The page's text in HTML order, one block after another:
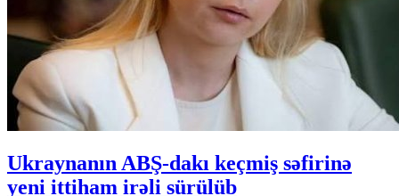
Ukraynanın ABŞ-dakı keçmiş səfirinə
yeni ittiham irəli sürülüb